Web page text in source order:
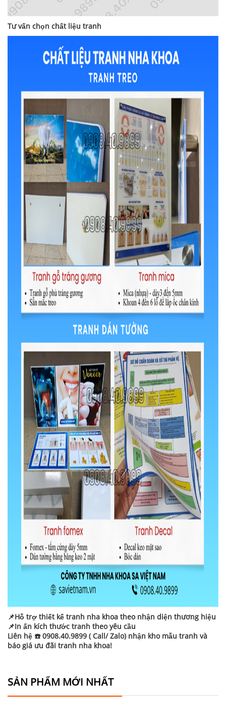
Tư vấn chọn chất liệu tranh
📌Hỗ trợ thiết kế tranh nha khoa theo nhận diện thương hiệu
📌In ấn kích thước tranh theo yêu cầu
Liên hệ ☎️ 0908.40.9899 ( Call/ Zalo) nhận kho mẫu tranh và
báo giá ưu đãi tranh nha khoa!
SẢN PHẨM MỚI NHẤT